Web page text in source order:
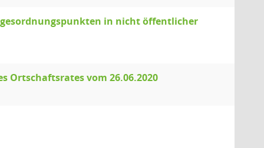
in nicht öffentlicher
Ortschaftsrates vom 26.06.2020